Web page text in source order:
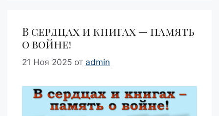
В сердцах и книгах — память
о войне!
21 Ноя 2025 от admin